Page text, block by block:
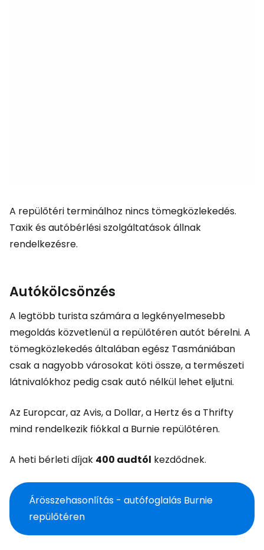
A repülőtéri terminálhoz nincs tömegközlekedés.
Taxik és autóbérlési szolgáltatások állnak
rendelkezésre.
Autókölcsönzés
A legtöbb turista számára a legkényelmesebb
megoldás közvetlenül a repülőtéren autót bérelni. A
tömegközlekedés általában egész Tasmániában
csak a nagyobb városokat köti össze, a természeti
látnivalókhoz pedig csak autó nélkül lehet eljutni.
Az Europcar, az Avis, a Dollar, a Hertz és a Thrifty
mind rendelkezik fiókkal a Burnie repülőtéren.
A heti bérleti díjak 400 audtól kezdődnek.
Árösszehasonlítás - autófoglalás Burnie
repülőtéren